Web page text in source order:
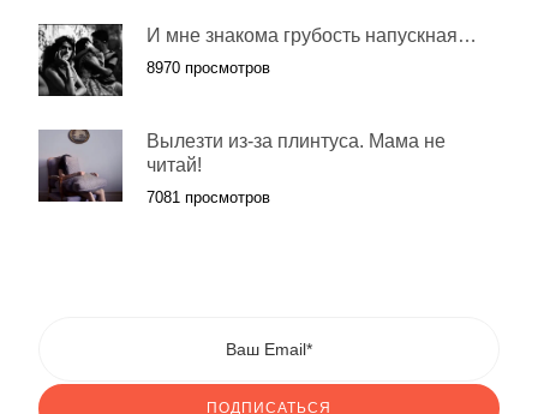
И мне знакома грубость напускная…
8970 просмотров
Вылезти из-за плинтуса. Мама не
читай!
7081 просмотров
ПОДПИСАТЬСЯ